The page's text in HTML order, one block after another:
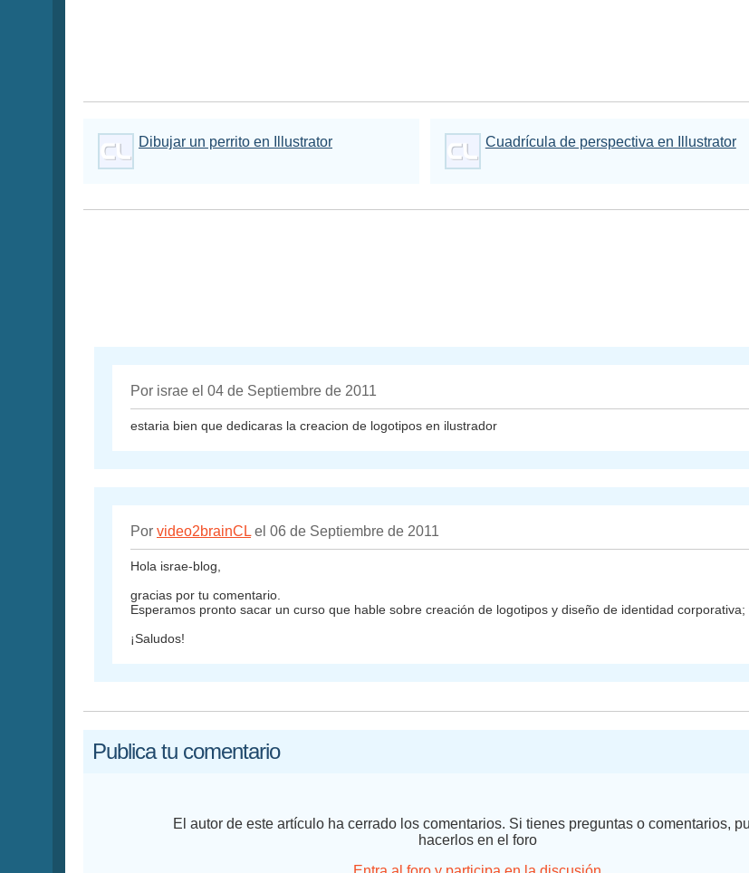
Dibujar un perrito en Illustrator Cuadrícula de perspectiva en Illustrator
Por israe el 04 de Septiembre de 2011
estaria bien que dedicaras la creacion de logotipos en ilustrador
Por video2brainCL el 06 de Septiembre de 2011
Hola israe-blog,
gracias por tu comentario.
Esperamos pronto sacar un curso que hable sobre creación de logotipos y diseño de identidad corporativa;
¡Saludos!
Publica tu comentario
El autor de este artículo ha cerrado los comentarios. Si tienes preguntas o comentarios,
hacerlos en el foro